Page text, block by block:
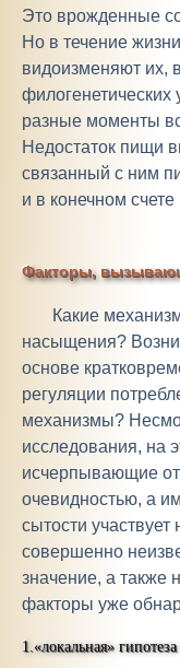
Это врожденные
Но в течение
видоизменяют их,
филогенетических
разные моменты
Недостаток пищи
связанный с ним
и в конечном счете
Факторы,
Какие
насыщения?
основе
регуляции
механизмы?
исследования, на
исчерпывающие
очевидностью, а
сытости
совершенно
значение, а также
факторы уже
1.«локальная» гипотеза